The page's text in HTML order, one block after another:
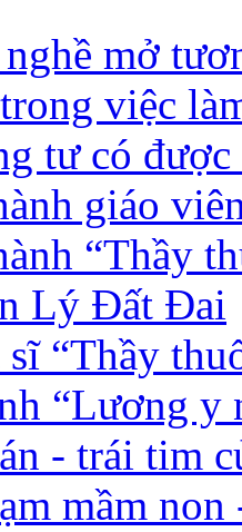
mở
việc
tư có
giáo
“Thầy
Lý Đất Đai
“Thầy
“Lương y
- trái tim
mầm